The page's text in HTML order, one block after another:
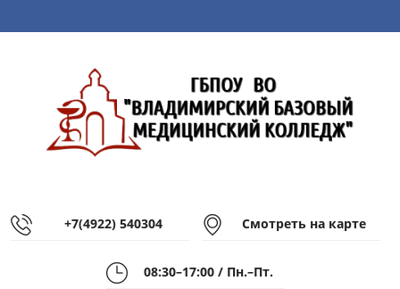
+7(4922) 540304 Смотреть на карте
08:30–17:00 / Пн.–Пт.